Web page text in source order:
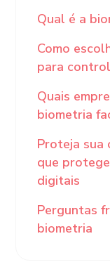
Qual é a
Como
para
Quais
biometria
Proteja sua
que
digitais
Perguntas
biometria